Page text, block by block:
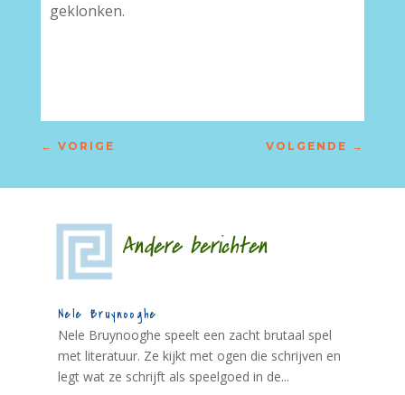
geklonken.
← VORIGE VOLGENDE →
Andere berichten
Nele Bruynooghe
Nele Bruynooghe speelt een zacht brutaal spel
met literatuur. Ze kijkt met ogen die schrijven en
legt wat ze schrijft als speelgoed in de...